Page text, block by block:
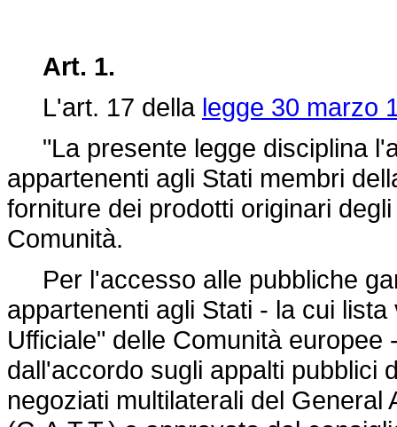
Art. 1.
L'art. 17 della legge 30 marzo
"La presente legge disciplina
appartenenti agli Stati membri
forniture dei prodotti originari
Comunità.
Per l'accesso alle pubbliche
appartenenti agli Stati - la cui
Ufficiale" delle Comunità
dall'accordo sugli appalti pubblici
negoziati multilaterali del General